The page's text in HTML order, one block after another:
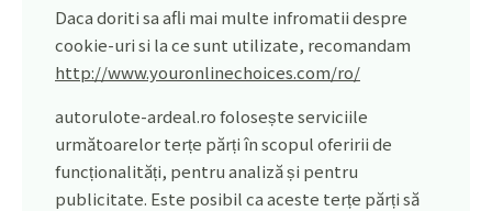
Daca doriti sa afli mai multe infromatii despre
cookie-uri si la ce sunt utilizate, recomandam
http://www.youronlinechoices.com/ro/
autorulote-ardeal.ro folosește serviciile
următoarelor terțe părți în scopul oferirii de
funcționalități, pentru analiză și pentru
publicitate. Este posibil ca aceste terțe părți să